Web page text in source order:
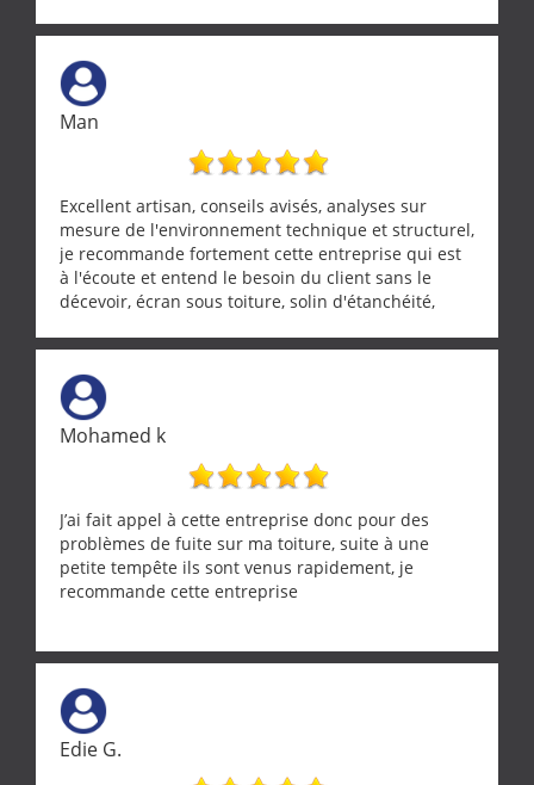
Une équipe sérieuse, réactive et compétente. C'est
vraiment rassurant de pouvoir compter sur des
artisans aussi professionnels. Merci encore !
Man
Excellent artisan, conseils avisés, analyses sur
mesure de l'environnement technique et structurel,
je recommande fortement cette entreprise qui est
à l'écoute et entend le besoin du client sans le
décevoir, écran sous toiture, solin d'étanchéité,
récupérateur d'eau, tout a été parfaitement mis en
œuvre sans besoin d'y revenir. confiance assurée.
Mohamed k
J’ai fait appel à cette entreprise donc pour des
problèmes de fuite sur ma toiture, suite à une
petite tempête ils sont venus rapidement, je
recommande cette entreprise
Edie G.